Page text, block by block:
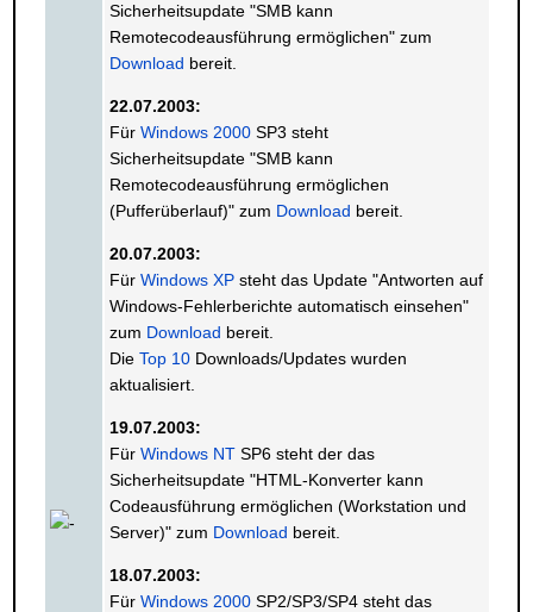
Sicherheitsupdate "SMB kann
Remotecodeausführung ermöglichen" zum
Download bereit.
22.07.2003:
Für Windows 2000SP3 steht
Sicherheitsupdate "SMB kann
Remotecodeausführung ermöglichen
(Pufferüberlauf)" zum Download bereit.
20.07.2003:
Für Windows XPsteht das Update "Antworten auf
Windows-Fehlerberichte automatisch einsehen"
zum Download bereit.
Die Top 10Downloads/Updates wurden
aktualisiert.
19.07.2003:
Für Windows NTSP6 steht der das
Sicherheitsupdate "HTML-Konverter kann
Codeausführung ermöglichen (Workstation und
Server)" zum Download bereit.
18.07.2003:
Für Windows 2000SP2/SP3/SP4 steht das